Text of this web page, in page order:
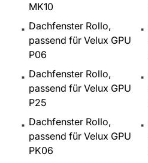
MK10
Dachfenster Rollo,
passend für Velux GPU
P06
Dachfenster Rollo,
passend für Velux GPU
P25
Dachfenster Rollo,
passend für Velux GPU
PK06